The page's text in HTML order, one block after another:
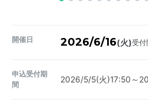
開催日 2026/6/16(火)受付
申込受付期
間
2026/5/5(火)17:50～